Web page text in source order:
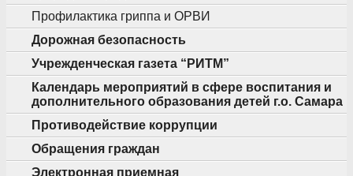
Профилактика гриппа и ОРВИ
Дорожная безопасность
Учрежденческая газета “РИТМ”
Календарь мероприятий в сфере воспитания и
дополнительного образования детей г.о. Самара
Противодействие коррупции
Обращения граждан
Электронная приемная